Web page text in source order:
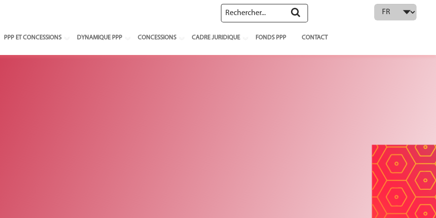
Select your language
PPP ET CONCESSIONS DYNAMIQUE PPP CONCESSIONS CADRE JURIDIQUE FONDS PPP CONTACT